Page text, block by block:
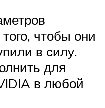
чтобы они
в силу.
для
в любой